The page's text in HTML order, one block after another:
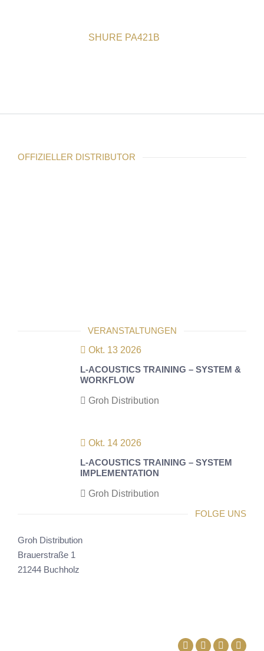
SHURE PA421B
OFFIZIELLER DISTRIBUTOR
VERANSTALTUNGEN
Okt. 13 2026
L-ACOUSTICS TRAINING – SYSTEM &
WORKFLOW
Groh Distribution
Okt. 14 2026
L-ACOUSTICS TRAINING – SYSTEM
IMPLEMENTATION
Groh Distribution
FOLGE UNS
Groh Distribution
Brauerstraße 1
21244 Buchholz